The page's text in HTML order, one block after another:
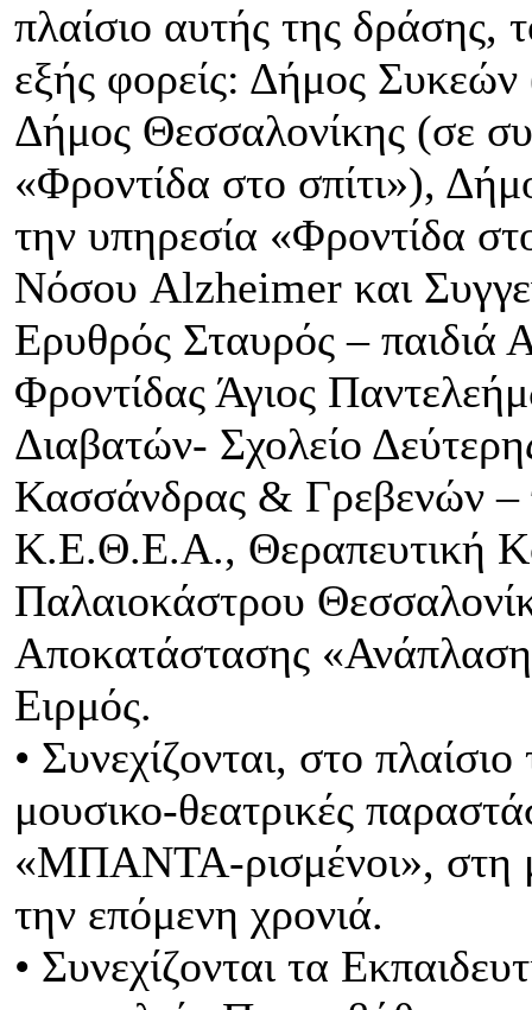
πλαίσιο αυτής της
εξής φορείς: Δήμος
Δήμος Θεσσαλονίκης (σε
«Φροντίδα στο σπίτι»),
την υπηρεσία «Φροντίδα
Νόσου Alzheimer και
Ερυθρός Σταυρός –
Φροντίδας Άγιος
Διαβατών- Σχολείο
Κασσάνδρας & Γρεβενών –
Κ.Ε.Θ.Ε.Α., Θεραπευτική
Παλαιοκάστρου
Αποκατάστασης
Ειρμός.
• Συνεχίζονται, στο
μουσικο-θεατρικές
«ΜΠΑΝΤΑ-ρισμένοι», στη
την επόμενη χρονιά.
• Συνεχίζονται τα